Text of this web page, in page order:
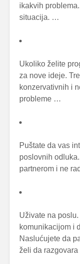
ikakvih
situacija. …
Ukoliko želite
za nove ideje.
konzervativnih i
probleme …
Puštate da vas
poslovnih
partnerom i ne
Uživate na
komunikacijom i
Naslućujete da
želi da